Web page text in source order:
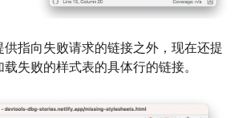
供指向失败请求的链接之外，现在还提
失败的样式表的具体行的链接。